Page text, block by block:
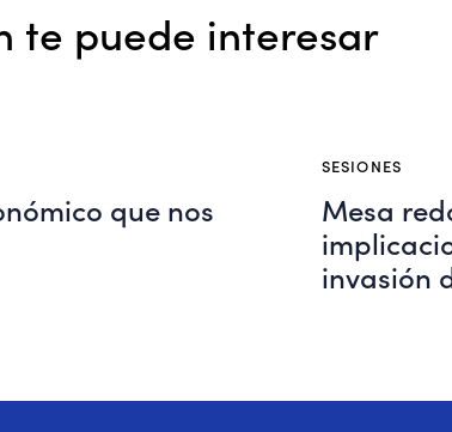
te puede interesar
que nos
SESIONES
Mesa
invasión